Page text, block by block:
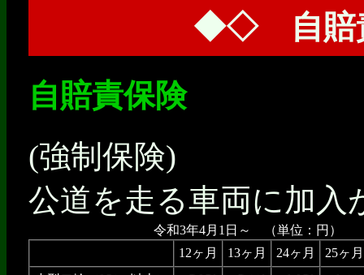
◆◇ 自賠
自賠責保険
(強制保険)
公道を走る車両に加入
令和3年4月1日～ （単位：円）
12ヶ月
13ヶ月 24ヶ月
25ヶ月